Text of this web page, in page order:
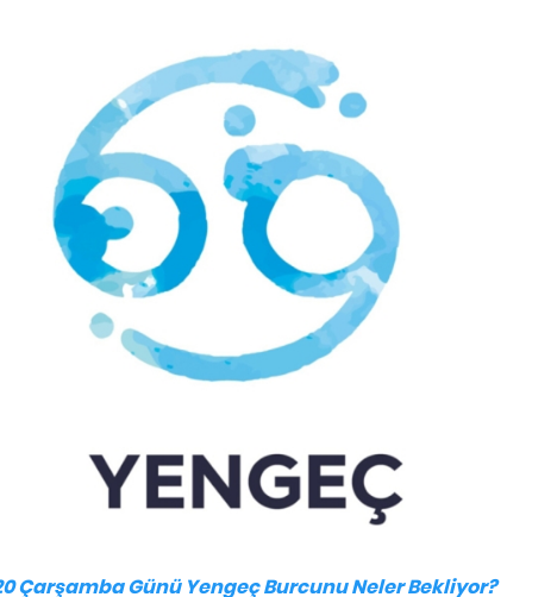
Çarşamba Günü Yengeç Burcunu Neler Bekliyor?